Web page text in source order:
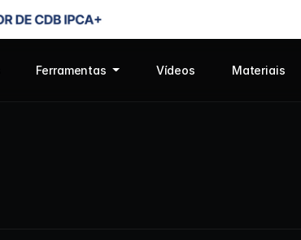
Ferramentas Vídeos Materiais